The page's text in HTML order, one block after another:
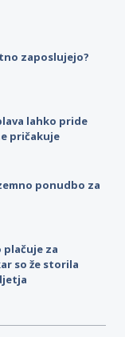
zaposlujejo?
lahko pride
pričakuje
ponudbo za
plačuje za
so že storila